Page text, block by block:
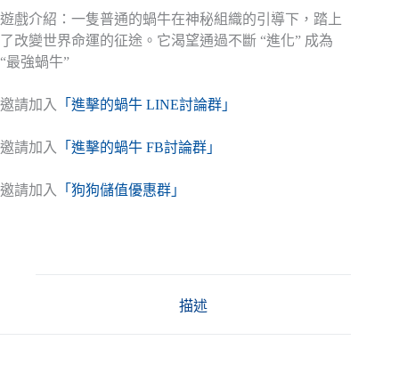
範
圍：
NT$30
遊戲介紹：一隻普通的蝸牛在神秘組織的引導下，踏上
了改變世界命運的征途。它渴望通過不斷 “進化” 成為
“最強蝸牛”
邀請加入 「進擊的蝸牛 LINE討論群」
邀請加入 「進擊的蝸牛 FB討論群」
邀請加入 「狗狗儲值優惠群」
描述